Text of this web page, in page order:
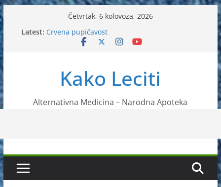
Skip
to
Četvrtak, 6 kolovoza, 2026
Latest: Crvena pupičavost
Čir na želucu – Liječenje prirodnim metodama
Liječenje bubrežnog kamenca uz pomoć čaja
Kako Leciti
Alternativna Medicina – Narodna Apoteka